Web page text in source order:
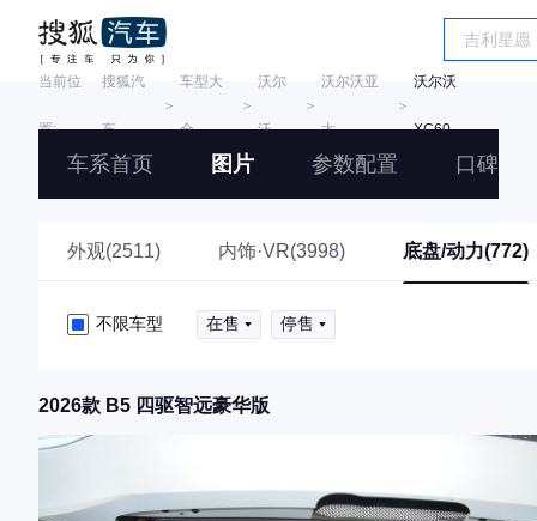
当前位
置:
搜狐汽
车
＞
车型大
全
＞
沃尔
沃
＞
沃尔沃亚
太
＞
沃尔沃
XC60
车系首页 图片 参数配置 口碑
外观(2511) 内饰·VR(3998) 底盘/动力(772)
不限车型 在售 停售
2026款 B5 四驱智远豪华版